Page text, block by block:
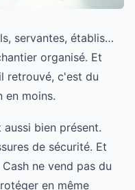
servantes, établis…
organisé. Et
retrouvé, c'est du
en moins.
bien présent.
de sécurité. Et
ne vend pas du
en même